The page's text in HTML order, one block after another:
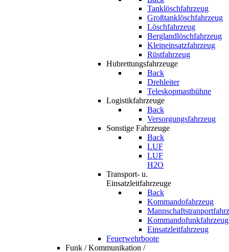
Tanklöschfahrzeug
Großtanklöschfahrzeug
Löschfahrzeug
Berglandlöschfahrzeug
Kleineinsatzfahrzeug
Rüstfahrzeug
Hubrettungsfahrzeuge
Back
Drehleiter
Teleskopmastbühne
Logistikfahrzeuge
Back
Versorgungsfahrzeug
Sonstige Fahrzeuge
Back
LUF
LUF
H2O
Transport- u.
Einsatzleitfahrzeuge
Back
Kommandofahrzeug
Kommandofunkfahrzeug
Einsatzleitfahrzeug
Feuerwehrboote
Funk / Kommunikation /